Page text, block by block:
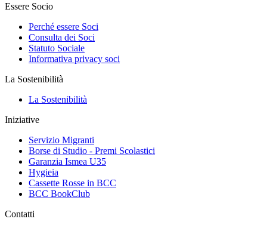
Essere Socio
Perché essere Soci
Consulta dei Soci
Statuto Sociale
Informativa privacy soci
La Sostenibilità
La Sostenibilità
Iniziative
Servizio Migranti
Borse di Studio - Premi Scolastici
Garanzia Ismea U35
Hygieia
Cassette Rosse in BCC
BCC BookClub
Contatti